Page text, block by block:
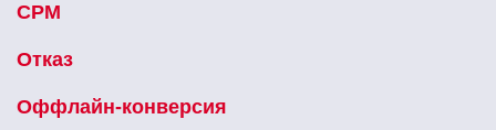
CPM
Отказ
Оффлайн-конверсия